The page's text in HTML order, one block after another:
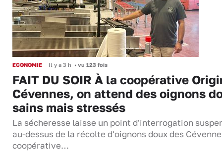
ECONOMIE Il y a 3 h • vu 123 fois
FAIT DU SOIR À la coopérative
Cévennes, on attend des oignons
sains mais stressés
La sécheresse laisse un point d'interrogation
au-dessus de la récolte d'oignons doux des
coopérative…